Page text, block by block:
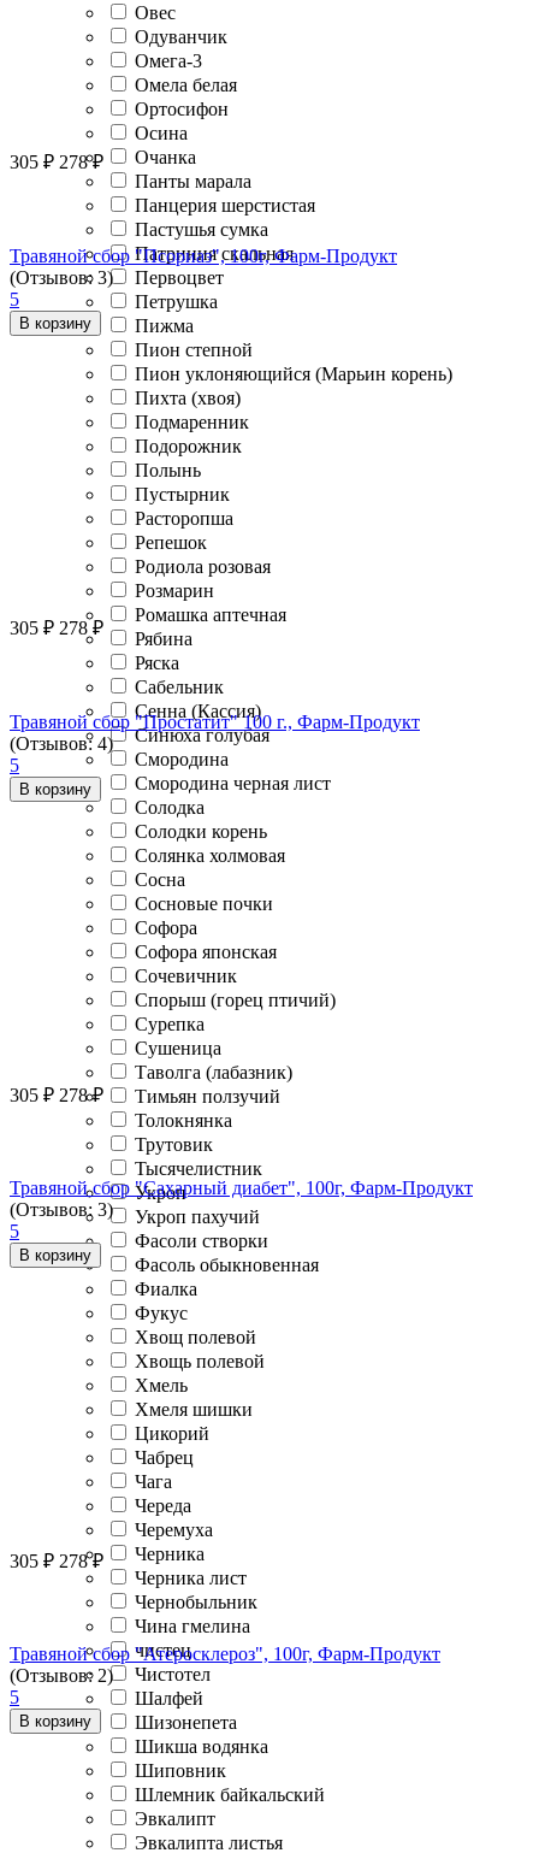
Овес
Одуванчик
Омега-3
Омела белая
Ортосифон
Осина
Очанка
Панты марала
Панцерия шерстистая
Пастушья сумка
Патриния скальная
Первоцвет
Петрушка
Пижма
Пион степной
Пион уклоняющийся (Марьин корень)
Пихта (хвоя)
Подмаренник
Подорожник
Полынь
Пустырник
Расторопша
Репешок
Родиола розовая
Розмарин
Ромашка аптечная
Рябина
Ряска
Сабельник
Сенна (Кассия)
Синюха голубая
Смородина
Смородина черная лист
Солодка
Солодки корень
Солянка холмовая
Сосна
Сосновые почки
Софора
Софора японская
Сочевичник
Спорыш (горец птичий)
Сурепка
Сушеница
Таволга (лабазник)
Тимьян ползучий
Толокнянка
Трутовик
Тысячелистник
Укроп
Укроп пахучий
Фасоли створки
Фасоль обыкновенная
Фиалка
Фукус
Хвощ полевой
Хвощь полевой
Хмель
Хмеля шишки
Цикорий
Чабрец
Чага
Череда
Черемуха
Черника
Черника лист
Чернобыльник
Чина гмелина
чистец
Чистотел
Шалфей
Шизонепета
Шикша водянка
Шиповник
Шлемник байкальский
Эвкалипт
Эвкалипта листья
305 ₽ 278 ₽
Травяной сбор "Псориаз", 100г, Фарм-Продукт
(Отзывов: 3)
5
В корзину
305 ₽ 278 ₽
Травяной сбор "Простатит" 100 г., Фарм-Продукт
(Отзывов: 4)
5
В корзину
305 ₽ 278 ₽
Травяной сбор "Сахарный диабет", 100г, Фарм-Продукт
(Отзывов: 3)
5
В корзину
305 ₽ 278 ₽
Травяной сбор "Атеросклероз", 100г, Фарм-Продукт
(Отзывов: 2)
5
В корзину